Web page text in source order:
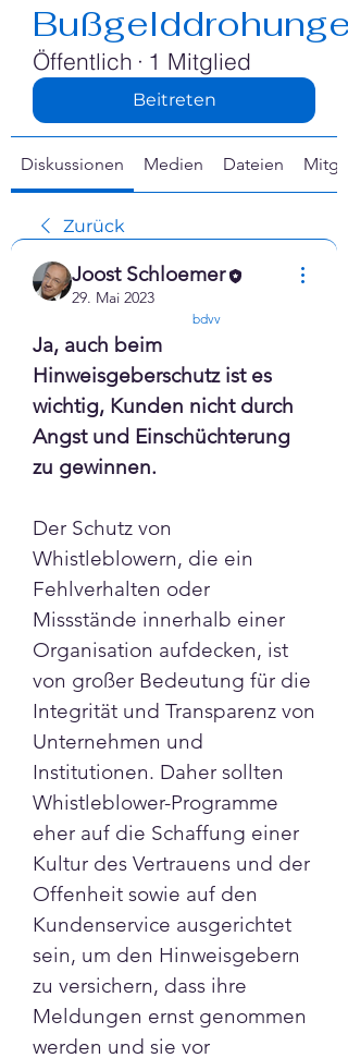
Öffentlich · 1 Mitglied
Beitreten
Diskussionen Medien Dateien
Zurück
Joost Schloemer
29. Mai 2023
bdvv
Ja, auch beim
Hinweisgeberschutz ist es
wichtig, Kunden nicht durch
Angst und Einschüchterung
zu gewinnen.
Der Schutz von
Whistleblowern, die ein
Fehlverhalten oder
Missstände innerhalb einer
Organisation aufdecken, ist
von großer Bedeutung für die
Integrität und Transparenz von
Unternehmen und
Institutionen. Daher sollten
Whistleblower-Programme
eher auf die Schaffung einer
Kultur des Vertrauens und der
Offenheit sowie auf den
Kundenservice ausgerichtet
sein, um den Hinweisgebern
zu versichern, dass ihre
Meldungen ernst genommen
werden und sie vor